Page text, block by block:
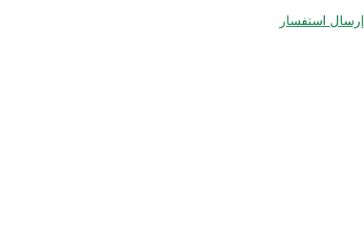
إرسال استفسار